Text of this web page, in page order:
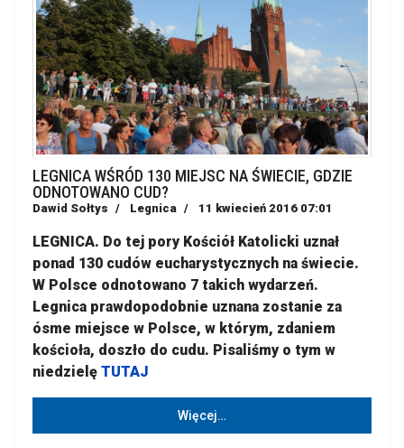
LEGNICA WŚRÓD 130 MIEJSC NA ŚWIECIE, GDZIE
ODNOTOWANO CUD?
Dawid Sołtys Legnica 11 kwiecień 2016 07:01
LEGNICA. Do tej pory Kościół Katolicki uznał
ponad 130 cudów eucharystycznych na świecie.
W Polsce odnotowano 7 takich wydarzeń.
Legnica prawdopodobnie uznana zostanie za
ósme miejsce w Polsce, w którym, zdaniem
kościoła, doszło do cudu. Pisaliśmy o tym w
niedzielę TUTAJ
Więcej…